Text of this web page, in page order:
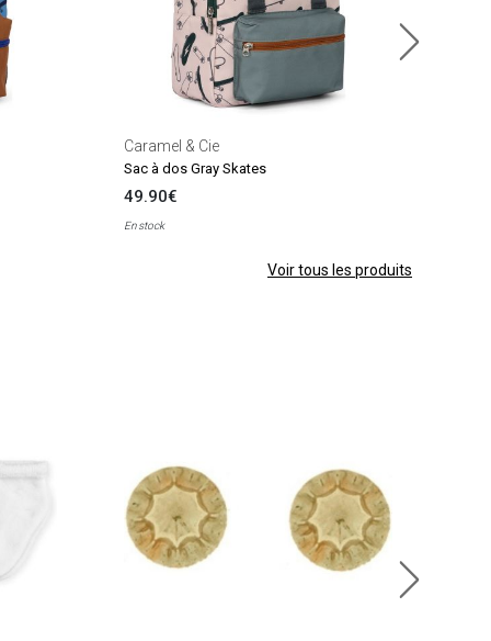
Caramel & Cie
Sac à dos Gray Skates
49.90€
En stock
Voir tous les produits